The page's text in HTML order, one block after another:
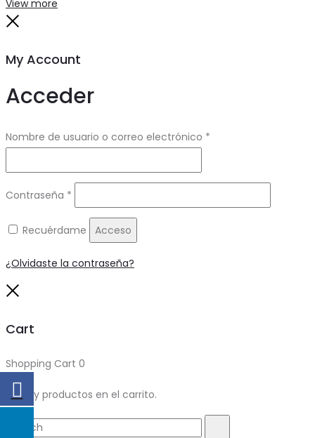
View more
My Account
Acceder
Nombre de usuario o correo electrónico *
Contraseña *
Recuérdame Acceso
¿Olvidaste la contraseña?
Cart
Shopping Cart 0
No hay productos en el carrito.
Search